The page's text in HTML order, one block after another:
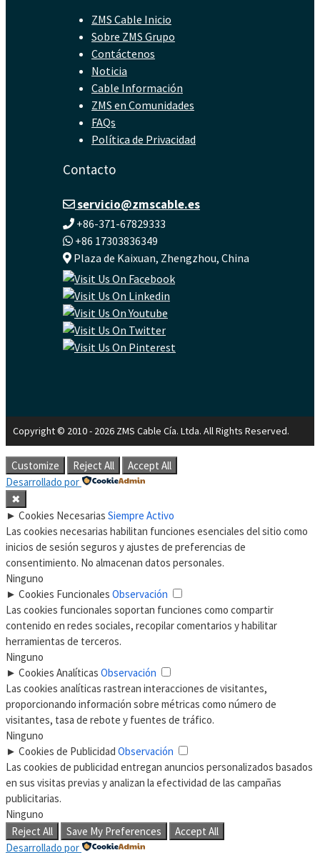
ZMS Cable Inicio
Sobre ZMS Grupo
Contáctenos
Noticia
Cable Información
ZMS en Comunidades
FAQs
Política de Privacidad
Contacto
servicio@zmscable.es
+86-371-67829333
+86 17303836349
Plaza de Kaixuan, Zhengzhou, China
Copyright © 2010 - 2026 ZMS Cable Cía. Ltda. All Rights Reserved.
Customize Reject All
Accept All
Desarrollado por
✖
► Cookies Necesarias Siempre Activo
Las cookies necesarias habilitan funciones esenciales del sitio como
inicios de sesión seguros y ajustes de preferencias de
consentimiento. No almacenan datos personales.
Ninguno
► Cookies Funcionales Observación
Las cookies funcionales soportan funciones como compartir
contenido en redes sociales, recopilar comentarios y habilitar
herramientas de terceros.
Ninguno
► Cookies Analíticas Observación
Las cookies analíticas rastrean interacciones de visitantes,
proporcionando información sobre métricas como número de
visitantes, tasa de rebote y fuentes de tráfico.
Ninguno
► Cookies de Publicidad Observación
Las cookies de publicidad entregan anuncios personalizados basados
en sus visitas previas y analizan la efectividad de las campañas
publicitarias.
Ninguno
Reject All
Save My Preferences
Accept All
Desarrollado por